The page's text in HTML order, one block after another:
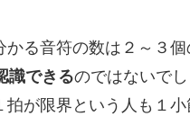
る音符の数は２～３
識できるのではないでし
が限界という人も１